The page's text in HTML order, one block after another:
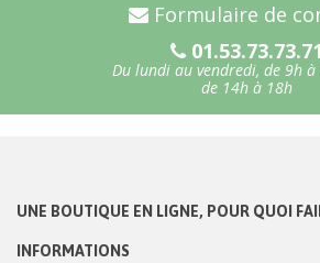
Formulaire de
01.53.73.73.71
Du lundi au vendredi, de 9h
de 14h à 18h
UNE BOUTIQUE EN LIGNE, POUR QUOI
INFORMATIONS